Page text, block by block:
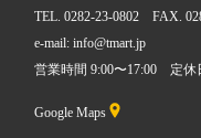
TEL. 0282-23-0802 FAX.
e-mail: info@tmart.jp
営業時間 9:00〜17:00 定休
Google Maps